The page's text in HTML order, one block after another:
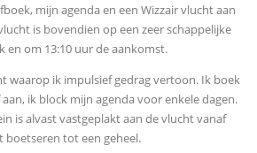
mijn agenda en een Wizzair vlucht aan
is bovendien op een zeer schappelijke
en om 13:10 uur de aankomst.
waarop ik impulsief gedrag vertoon. Ik boek
ik block mijn agenda voor enkele dagen.
is alvast vastgeplakt aan de vlucht vanaf
tot een geheel.